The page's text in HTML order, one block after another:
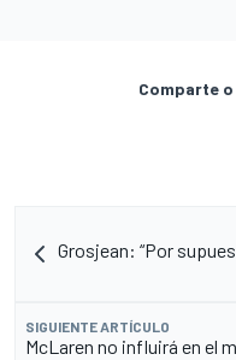
Comparte
Grosjean: “Por
SIGUIENTE ARTÍCULO
McLaren no influirá en el